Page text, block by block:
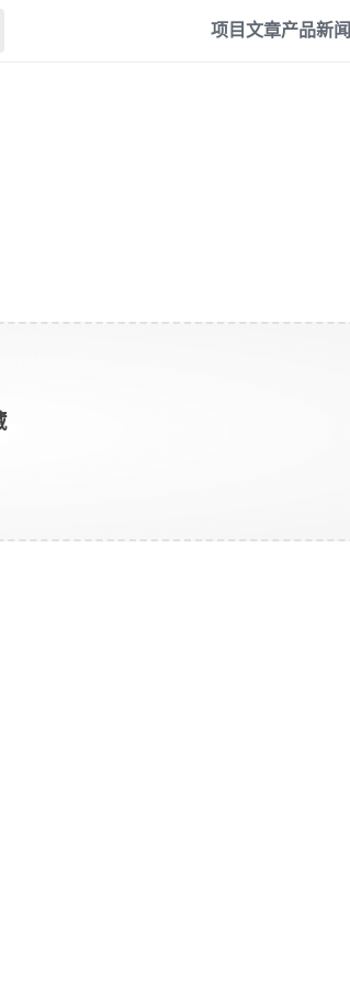
项目文章产品新闻